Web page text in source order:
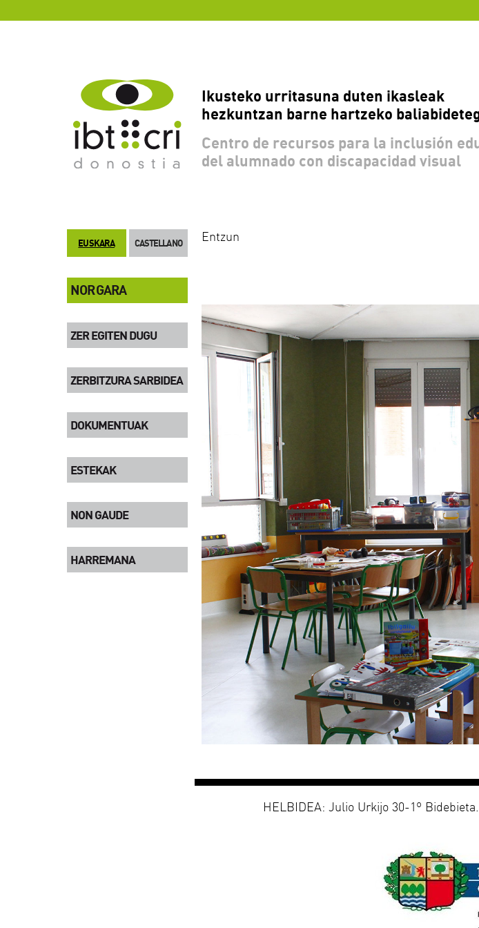
Ikusteko urritasuna duten ikasleak
hezkuntzan barne hartzeko
Centro de recursos para la inclusión
del alumnado con discapacidad visual
EUSKARA CASTELLANO
NOR GARA
ZER EGITEN DUGU
ZERBITZURA SARBIDEA
DOKUMENTUAK
ESTEKAK
NON GAUDE
HARREMANA
Entzun
HELBIDEA: Julio Urkijo 30-1º